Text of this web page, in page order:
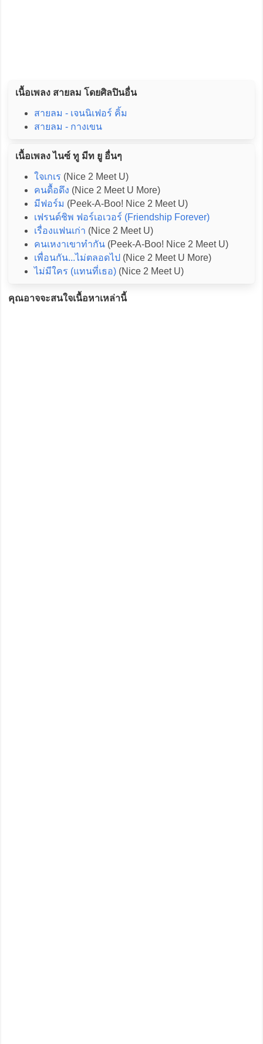
เนื้อเพลง สายลม โดยศิลปินอื่น
สายลม - เจนนิเฟอร์ คิ้ม
สายลม - กางเขน
เนื้อเพลง ไนซ์ ทู มีท ยู อื่นๆ
ใจเกเร (Nice 2 Meet U)
คนดื้อดึง (Nice 2 Meet U More)
มีฟอร์ม (Peek-A-Boo! Nice 2 Meet U)
เฟรนด์ชิพ ฟอร์เอเวอร์ (Friendship Forever)
เรื่องแฟนเก่า (Nice 2 Meet U)
คนเหงาเขาทำกัน(Peek-A-Boo! Nice 2 Meet U)
เพื่อนกัน...ไม่ตลอดไป (Nice 2 Meet U More)
ไม่มีใคร (แทนที่เธอ)(Nice 2 Meet U)
คุณอาจจะสนใจเนื้อหาเหล่านี้